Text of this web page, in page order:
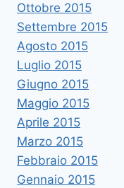
Ottobre 2015
Settembre 2015
Agosto 2015
Luglio 2015
Giugno 2015
Maggio 2015
Aprile 2015
Marzo 2015
Febbraio 2015
Gennaio 2015